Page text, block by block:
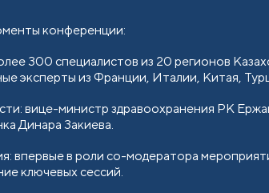
конференции:
300 специалистов из 20 регионов
эксперты из Франции, Италии, Китая,
вице-министр здравоохранения РК
Динара Закиева.
впервые в роли со-модератора
ключевых сессий.